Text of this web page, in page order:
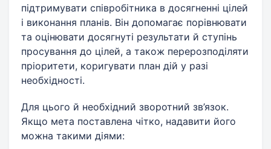
підтримувати співробітника в досягненні цілей
і виконання планів. Він допомагає порівнювати
та оцінювати досягнуті результати й ступінь
просування до цілей, а також перерозподіляти
пріоритети, коригувати план дій у разі
необхідності.
Для цього й необхідний зворотний зв’язок.
Якщо мета поставлена ​​чітко, надавити його
можна такими діями: